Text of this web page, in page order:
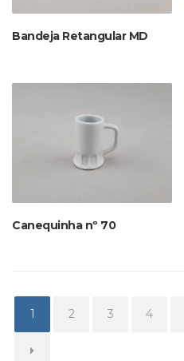
Bandeja Retangular MD
Canequinha nº 70
1 2 3 4
→